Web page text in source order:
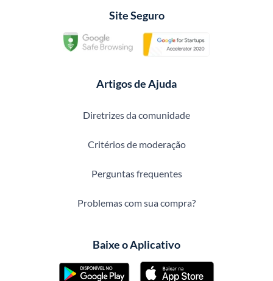
Site Seguro
Artigos de Ajuda
Diretrizes da comunidade
Critérios de moderação
Perguntas frequentes
Problemas com sua compra?
Baixe o Aplicativo